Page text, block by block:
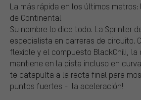
La más rápida en los últimos
de Continental
Su nombre lo dice todo. La Sprinter
especialista en carreras de circuito.
flexible y el compuesto BlackChili, la
mantiene en la pista incluso en
te catapulta a la recta final para
puntos fuertes - ¡la aceleración!